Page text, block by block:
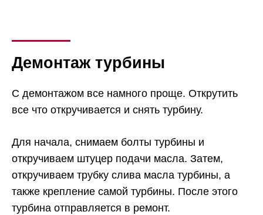
Демонтаж турбины
С демонтажом все намного проще. Открутить
все что откручивается и снять турбину.
Для начала, снимаем болты турбины и
откручиваем штуцер подачи масла. Затем,
откручиваем трубку слива масла турбины, а
также крепление самой турбины. После этого
турбина отправляется в ремонт.